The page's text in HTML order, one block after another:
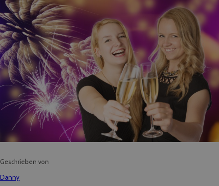
Geschrieben von
Danny